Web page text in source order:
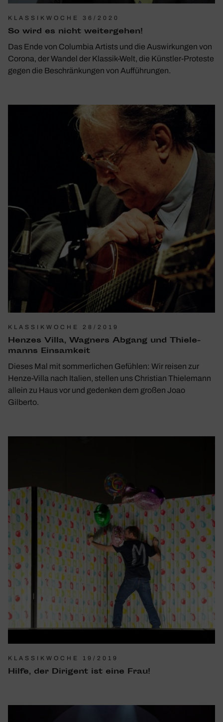
KLASSIKWOCHE 36/2020
So wird es nicht weiter­gehen!
Das Ende von Columbia Artists und die Auswirkungen von
Corona, der Wandel der Klassik-Welt, die Künstler-Proteste
gegen die Beschränkungen von Aufführungen.
KLASSIKWOCHE 28/2019
Henzes Villa, Wagners Abgang und Thie­le­
manns Einsam­keit
Dieses Mal mit sommer­li­chen Gefühlen: Wir reisen zur
Henze-Villa nach Italien, stellen uns Chris­tian Thie­le­mann
allein zu Haus vor und gedenken dem großen Joao
Gilberto.
KLASSIKWOCHE 19/2019
Hilfe, der Diri­gent ist eine Frau!